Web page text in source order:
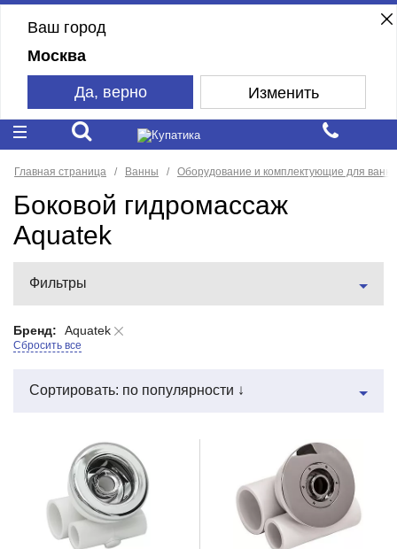
Ваш город
Москва
Да, верно Изменить
Главная страница Ванны Оборудование и комплектующие для ванн
Боковой гидромассаж
Aquatek
Фильтры
Бренд: Aquatek
Сбросить все
Сортировать: по популярности ↓